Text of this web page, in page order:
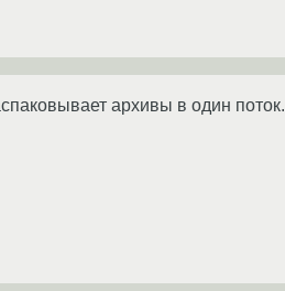
архивы в один поток.